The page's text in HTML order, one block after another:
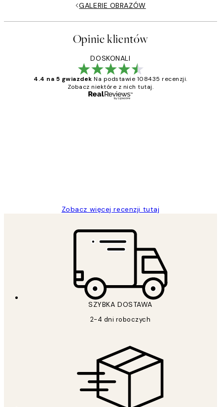
GALERIE OBRAZÓW
Opinie klientów
DOSKONALI
4.4 na 5 gwiazdek Na podstawie 108435 recenzji.
Zobacz niektóre z nich tutaj.
Zobacz więcej recenzji tutaj
SZYBKA DOSTAWA
2-4 dni roboczych